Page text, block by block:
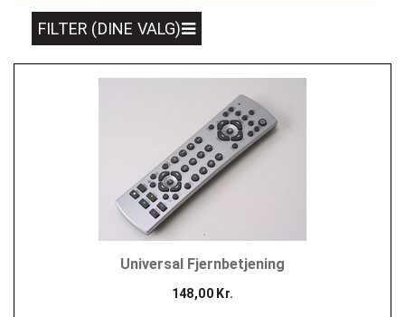
FILTER (DINE VALG)
Universal Fjernbetjening
148,00 Kr.